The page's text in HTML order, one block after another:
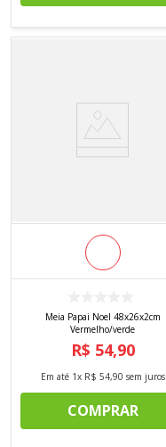
Meia Papai Noel 48x26x2cm
Vermelho/verde
R$ 54,90
Em até 1x R$ 54,90 sem juros
COMPRAR